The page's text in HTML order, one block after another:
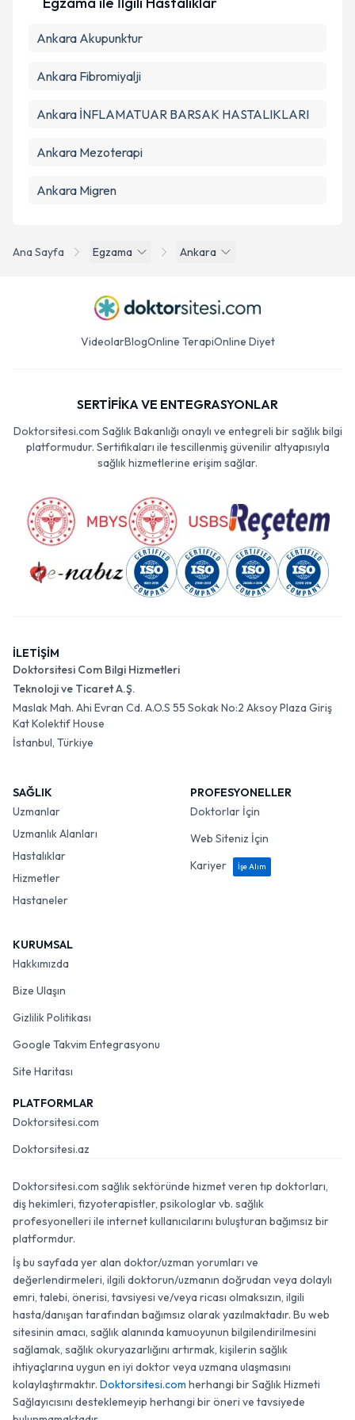
Ana Sayfa Egzama Ankara
Ankara Akupunktur
Ankara Fibromiyalji
Ankara İNFLAMATUAR BARSAK HASTALIKLARI
Ankara Mezoterapi
Ankara Migren
VideolarBlogOnline TerapiOnline Diyet
SERTİFİKA VE ENTEGRASYONLAR
Doktorsitesi.com Sağlık Bakanlığı onaylı ve entegreli bir sağlık bilgi
platformudur. Sertifikaları ile tescillenmiş güvenilir altyapısıyla
sağlık hizmetlerine erişim sağlar.
İLETİŞİM
Doktorsitesi Com Bilgi Hizmetleri
Teknoloji ve Ticaret A.Ş.
Maslak Mah. Ahi Evran Cd. A.O.S 55 Sokak No:2 Aksoy Plaza Giriş
Kat Kolektif House
İstanbul, Türkiye
SAĞLIK
Uzmanlar
Uzmanlık Alanları
Hastalıklar
Hizmetler
Hastaneler
PROFESYONELLER
Doktorlar İçin
Web Siteniz İçin
Kariyer
İşe Alım
KURUMSAL
Hakkımızda
Bize Ulaşın
Gizlilik Politikası
Google Takvim Entegrasyonu
Site Haritası
PLATFORMLAR
Doktorsitesi.com
Doktorsitesi.az
Doktorsitesi.com sağlık sektöründe hizmet veren tıp doktorları,
diş hekimleri, fizyoterapistler, psikologlar vb. sağlık
profesyonelleri ile internet kullanıcılarını buluşturan bağımsız bir
platformdur.
İş bu sayfada yer alan doktor/uzman yorumları ve
değerlendirmeleri, ilgili doktorun/uzmanın doğrudan veya dolaylı
emri, talebi, önerisi, tavsiyesi ve/veya ricası olmaksızın, ilgili
hasta/danışan tarafından bağımsız olarak yazılmaktadır. Bu web
sitesinin amacı, sağlık alanında kamuoyunun bilgilendirilmesini
sağlamak, sağlık okuryazarlığını artırmak, kişilerin sağlık
ihtiyaçlarına uygun en iyi doktor veya uzmana ulaşmasını
kolaylaştırmaktır. Doktorsitesi.com herhangi bir Sağlık Hizmeti
Sağlayıcısını desteklemeyip herhangi bir öneri ve tavsiyede